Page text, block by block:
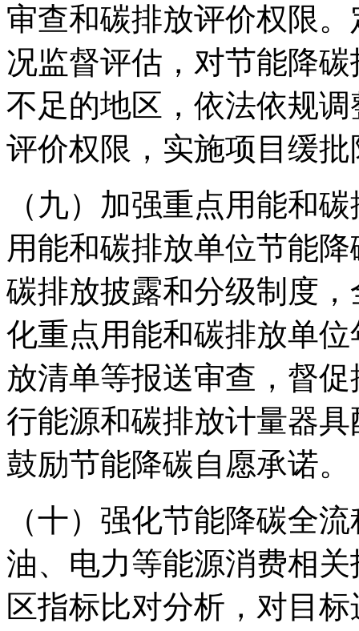
审查和碳排放评价权限
况监督评估，对节能降
不足的地区，依法依规
评价权限，实施项目缓批
（九）加强重点用能和
用能和碳排放单位节能
碳排放披露和分级制度
化重点用能和碳排放单
放清单等报送审查，督
行能源和碳排放计量器
鼓励节能降碳自愿承诺。
（十）强化节能降碳全
油、电力等能源消费相
区指标比对分析，对目